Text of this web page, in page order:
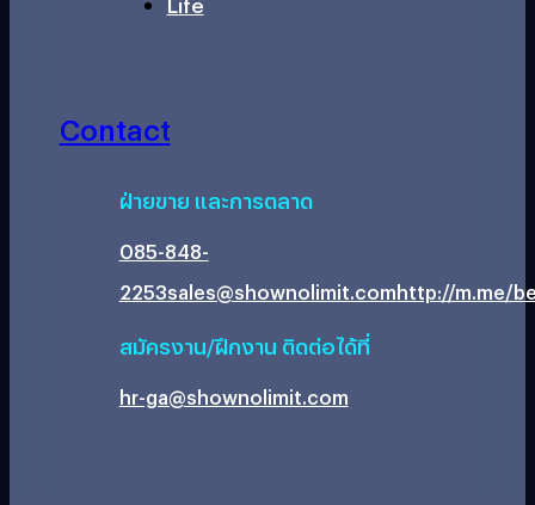
Contact
ฝ่ายขาย และการตลาด
085-848-
2253sales@shownolimit.comhttp://m.me/
สมัครงาน/ฝึกงาน ติดต่อได้ที่
hr-ga@shownolimit.com